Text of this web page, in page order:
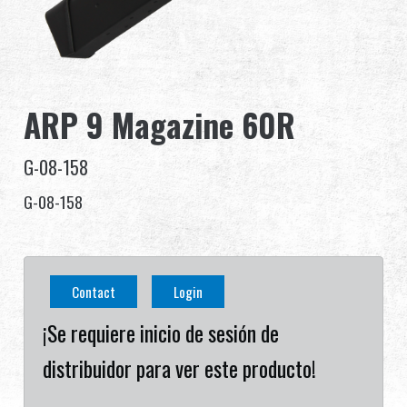
Distribuidor
Sobre nosotros
Competitions & Event
Soporte
Français 日本語
ARP 9 Magazine 60R
G-08-158
G-08-158
Contact Login
¡Se requiere inicio de sesión de
distribuidor para ver este producto!